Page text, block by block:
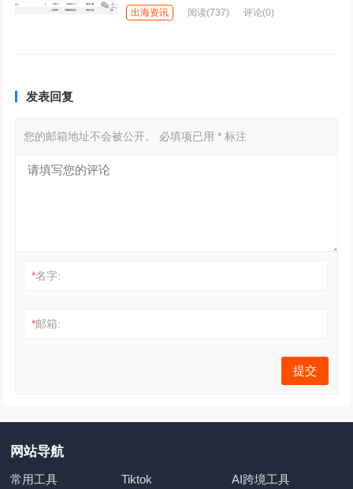
出海资讯 阅读(737) 评论(0)
发表回复
您的邮箱地址不会被公开。 必填项已用* 标注
*名字:
*邮箱:
网站导航
常用工具 Tiktok
AI跨境工具